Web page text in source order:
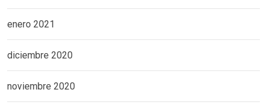
enero 2021
diciembre 2020
noviembre 2020